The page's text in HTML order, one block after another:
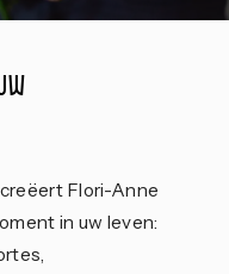
Flori-Anne
in uw leven: